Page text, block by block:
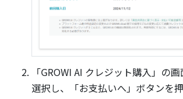
「GROWI AI クレジット購入」の
選択し、「お支払いへ」ボタンを押